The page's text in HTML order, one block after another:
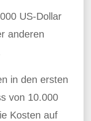
US-Dollar
anderen
in den ersten
von 10.000
Kosten auf